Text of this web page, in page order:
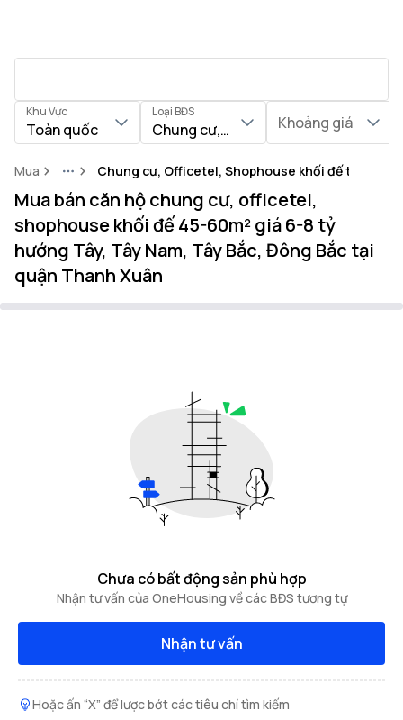
Khu Vực
Toàn quốc
Loại BĐS
Chung cư, Officetel, Shophouse khối
Khoảng giá
Mua MoreChung cư, Officetel, Shophouse khối đế tại Quận
Mua bán căn hộ chung cư, officetel,
shophouse khối đế 45-60m² giá 6-8 tỷ
hướng Tây, Tây Nam, Tây Bắc, Đông Bắc tại
quận Thanh Xuân
Chưa có bất động sản phù hợp
Nhận tư vấn của OneHousing về các BĐS tương tự
Nhận tư vấn
Hoặc ấn “X” để lược bớt các tiêu chí tìm kiếm